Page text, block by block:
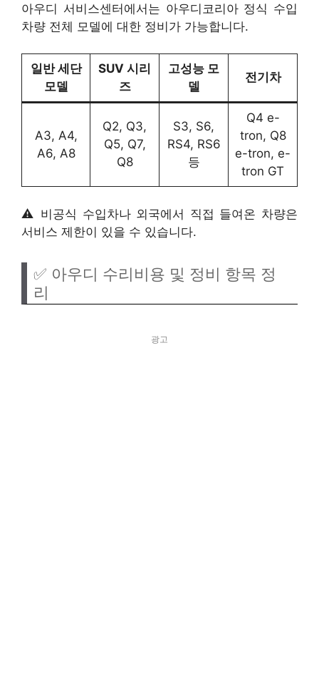
아우디 서비스센터에서는 아우디코리아 정식 수입
차량 전체 모델에 대한 정비가 가능합니다.
일반 세단
모델
SUV 시리
즈
고성능 모
델
전기차
A3, A4,
A6, A8
Q2, Q3,
Q5, Q7,
Q8
S3, S6,
RS4, RS6
등
Q4 e-
tron, Q8
e-tron, e-
tron GT
⚠️ 비공식 수입차나 외국에서 직접 들여온 차량은
서비스 제한이 있을 수 있습니다.
✅ 아우디 수리비용 및 정비 항목 정
리
광고